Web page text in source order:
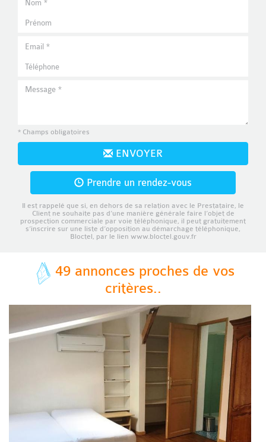
* Champs obligatoires
ENVOYER
Prendre un rendez-vous
Il est rappelé que si, en dehors de sa relation avec le Prestataire, le
Client ne souhaite pas d’une manière générale faire l’objet de
prospection commerciale par voie téléphonique, il peut gratuitement
s’inscrire sur une liste d’opposition au démarchage téléphonique,
Bloctel, par le lien www.bloctel.gouv.fr
49 annonces proches de vos
critères..